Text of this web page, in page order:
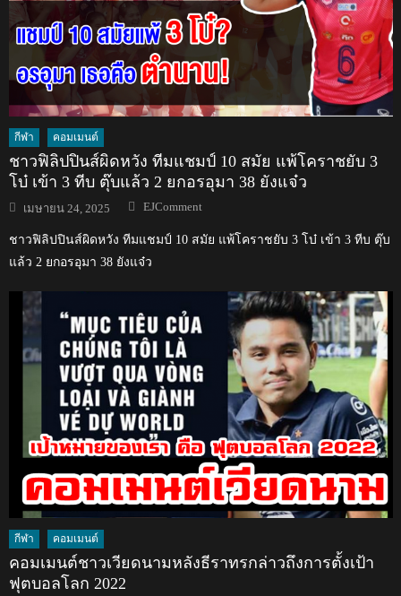
กีฬา คอมเมนต์
ชาวฟิลิปปินส์ผิดหวัง ทีมแชมป์ 10 สมัย แพ้โคราชยับ 3
โบ๋ เข้า 3 ทีบ ตุ๊บแล้ว 2 ยกอรอุมา 38 ยังแจ๋ว
Posted
on
เมษายน 24, 2025 Author
EJComment
ชาวฟิลิปปินส์ผิดหวัง ทีมแชมป์ 10 สมัย แพ้โคราชยับ 3 โบ๋ เข้า 3 ทีบ ตุ๊บ
แล้ว 2 ยกอรอุมา 38 ยังแจ๋ว
กีฬา คอมเมนต์
คอมเมนต์ชาวเวียดนามหลังธีราทรกล่าวถึงการตั้งเป้า
ฟุตบอลโลก 2022